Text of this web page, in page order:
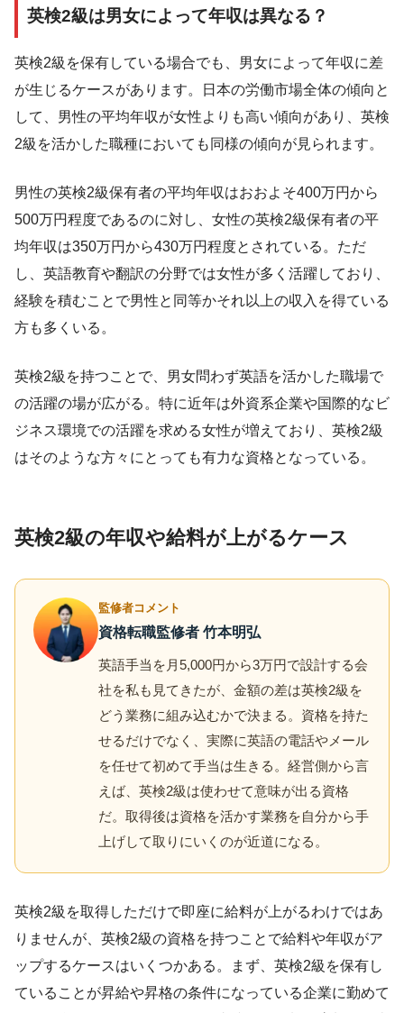
英検2級は男女によって年収は異なる？
英検2級を保有している場合でも、男女によって年収に差
が生じるケースがあります。日本の労働市場全体の傾向と
して、男性の平均年収が女性よりも高い傾向があり、英検
2級を活かした職種においても同様の傾向が見られます。
男性の英検2級保有者の平均年収はおおよそ400万円から
500万円程度であるのに対し、女性の英検2級保有者の平
均年収は350万円から430万円程度とされている。ただ
し、英語教育や翻訳の分野では女性が多く活躍しており、
経験を積むことで男性と同等かそれ以上の収入を得ている
方も多くいる。
英検2級を持つことで、男女問わず英語を活かした職場で
の活躍の場が広がる。特に近年は外資系企業や国際的なビ
ジネス環境での活躍を求める女性が増えており、英検2級
はそのような方々にとっても有力な資格となっている。
英検2級の年収や給料が上がるケース
監修者コメント
資格転職監修者 竹本明弘
英語手当を月5,000円から3万円で設計する会
社を私も見てきたが、金額の差は英検2級を
どう業務に組み込むかで決まる。資格を持た
せるだけでなく、実際に英語の電話やメール
を任せて初めて手当は生きる。経営側から言
えば、英検2級は使わせて意味が出る資格
だ。取得後は資格を活かす業務を自分から手
上げして取りにいくのが近道になる。
英検2級を取得しただけで即座に給料が上がるわけではあ
りませんが、英検2級の資格を持つことで給料や年収がア
ップするケースはいくつかある。まず、英検2級を保有し
ていることが昇給や昇格の条件になっている企業に勤めて